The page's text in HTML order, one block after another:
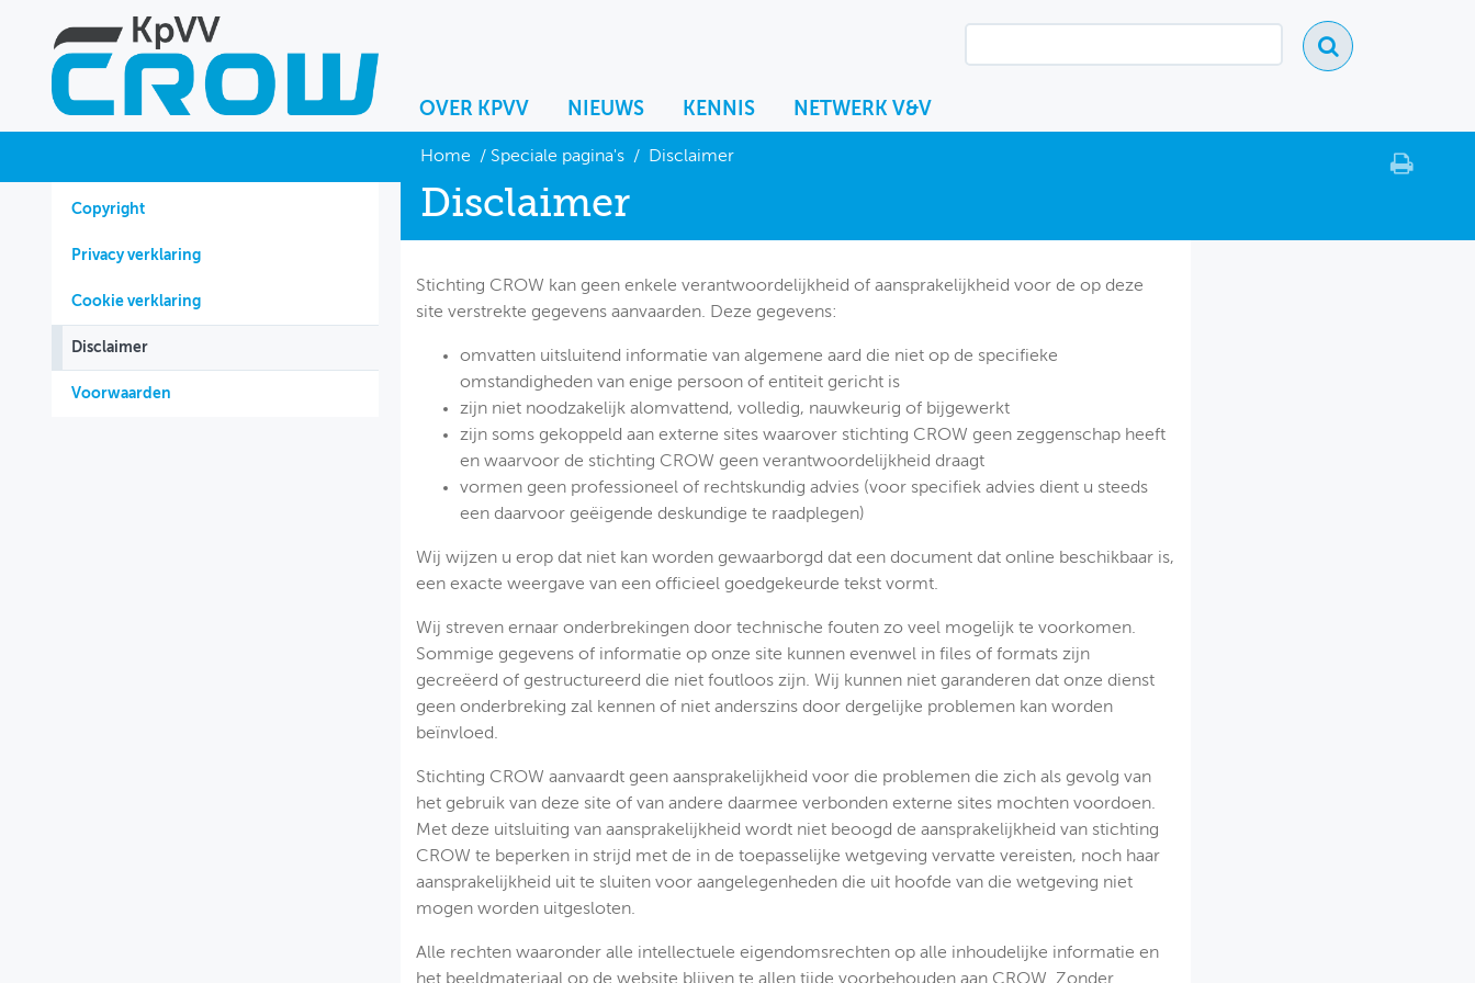
OVER KPVV NIEUWS KENNIS NETWERK V&V
NIEUWS
KENNIS
NETWERK V&V
Home / Speciale pagina's/ Disclaimer
Copyright
Privacy verklaring
Cookie verklaring
Disclaimer
Voorwaarden
Disclaimer
Stichting CROW kan geen enkele verantwoordelijkheid of aansprakelijkheid voor de op deze
site verstrekte gegevens aanvaarden. Deze gegevens:
omvatten uitsluitend informatie van algemene aard die niet op de specifieke
omstandigheden van enige persoon of entiteit gericht is
zijn niet noodzakelijk alomvattend, volledig, nauwkeurig of bijgewerkt
zijn soms gekoppeld aan externe sites waarover stichting CROW geen zeggenschap heeft
en waarvoor de stichting CROW geen verantwoordelijkheid draagt
vormen geen professioneel of rechtskundig advies (voor specifiek advies dient u steeds
een daarvoor geëigende deskundige te raadplegen)
Wij wijzen u erop dat niet kan worden gewaarborgd dat een document dat online beschikbaar is,
een exacte weergave van een officieel goedgekeurde tekst vormt.
Wij streven ernaar onderbrekingen door technische fouten zo veel mogelijk te voorkomen.
Sommige gegevens of informatie op onze site kunnen evenwel in files of formats zijn
gecreëerd of gestructureerd die niet foutloos zijn. Wij kunnen niet garanderen dat onze dienst
geen onderbreking zal kennen of niet anderszins door dergelijke problemen kan worden
beïnvloed.
Stichting CROW aanvaardt geen aansprakelijkheid voor die problemen die zich als gevolg van
het gebruik van deze site of van andere daarmee verbonden externe sites mochten voordoen.
Met deze uitsluiting van aansprakelijkheid wordt niet beoogd de aansprakelijkheid van stichting
CROW te beperken in strijd met de in de toepasselijke wetgeving vervatte vereisten, noch haar
aansprakelijkheid uit te sluiten voor aangelegenheden die uit hoofde van die wetgeving niet
mogen worden uitgesloten.
Alle rechten waaronder alle intellectuele eigendomsrechten op alle inhoudelijke informatie en